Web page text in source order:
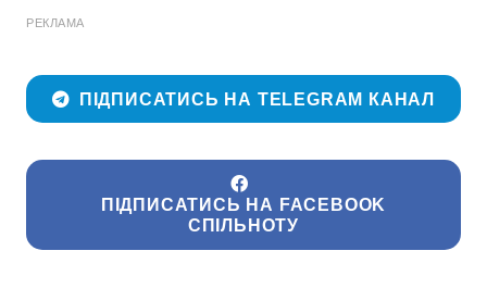
РЕКЛАМА
ПІДПИСАТИСЬ НА TELEGRAM КАНАЛ
ПІДПИСАТИСЬ НА FACEBOOK
СПІЛЬНОТУ